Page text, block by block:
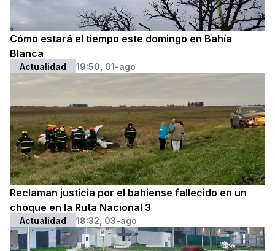
Cómo estará el tiempo este domingo en Bahía
Blanca
Actualidad 19:50, 01-ago
Reclaman justicia por el bahiense fallecido en un
choque en la Ruta Nacional 3
Actualidad 18:32, 03-ago